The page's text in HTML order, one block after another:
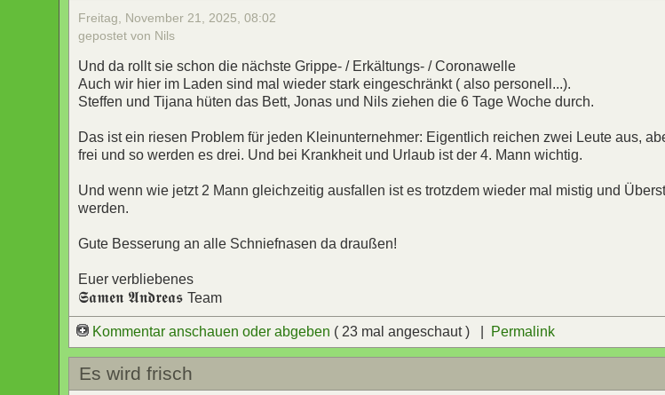
Freitag, November 21, 2025, 08:02
gepostet von Nils
Und da rollt sie schon die nächste Grippe- / Erkältungs- / Coronawelle
Auch wir hier im Laden sind mal wieder stark eingeschränkt ( also personell...).
Steffen und Tijana hüten das Bett, Jonas und Nils ziehen die 6 Tage Woche durch.
Das ist ein riesen Problem für jeden Kleinunternehmer: Eigentlich reichen zwei Leute aus,
frei und so werden es drei. Und bei Krankheit und Urlaub ist der 4. Mann wichtig.
Und wenn wie jetzt 2 Mann gleichzeitig ausfallen ist es trotzdem wieder mal mistig und
werden.
Gute Besserung an alle Schniefnasen da draußen!
Euer verbliebenes
𝕾𝖆𝖒𝖊𝖓 𝕬𝖓𝖉𝖗𝖊𝖆𝖘Team
Kommentar anschauen oder abgeben ( 23 mal angeschaut ) | Permalink
Es wird frisch